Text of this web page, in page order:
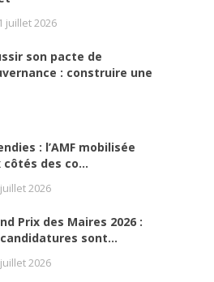
juillet 2026
son pacte de
: construire une
: l’AMF mobilisée
côtés des co...
2026
Prix des Maires 2026 :
sont...
2026